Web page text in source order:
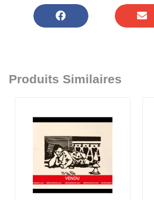
Produits Similaires